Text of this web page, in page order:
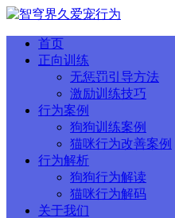
首页
正向训练
无惩罚引导方法
激励训练技巧
行为案例
狗狗训练案例
猫咪行为改善案例
行为解析
狗狗行为解读
猫咪行为解码
关于我们